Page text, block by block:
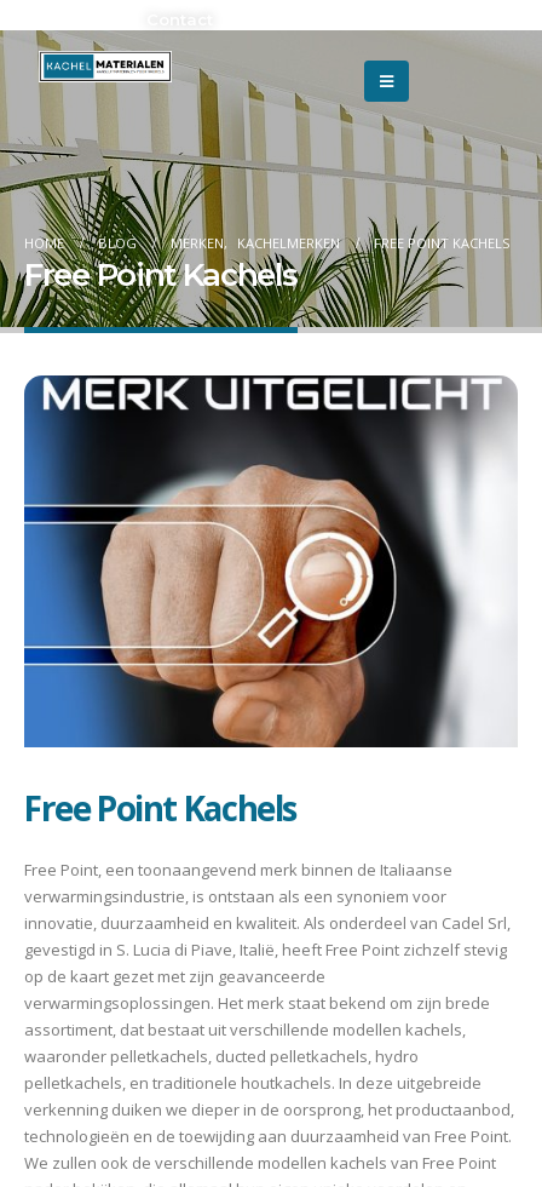
HOME BLOG MERKEN, KACHELMERKEN FREE POINT KACHELS
Free Point Kachels
Free Point Kachels
Free Point, een toonaangevend merk binnen de Italiaanse
verwarmingsindustrie, is ontstaan als een synoniem voor
innovatie, duurzaamheid en kwaliteit. Als onderdeel van Cadel Srl,
gevestigd in S. Lucia di Piave, Italië, heeft Free Point zichzelf stevig
op de kaart gezet met zijn geavanceerde
verwarmingsoplossingen. Het merk staat bekend om zijn brede
assortiment, dat bestaat uit verschillende modellen kachels,
waaronder pelletkachels, ducted pelletkachels, hydro
pelletkachels, en traditionele houtkachels. In deze uitgebreide
verkenning duiken we dieper in de oorsprong, het productaanbod,
technologieën en de toewijding aan duurzaamheid van Free Point.
We zullen ook de verschillende modellen kachels van Free Point